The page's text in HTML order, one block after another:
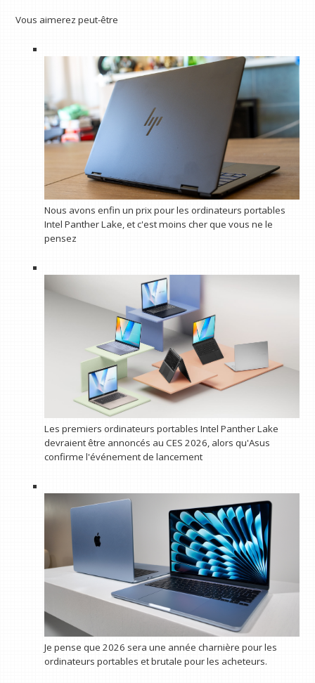
Vous aimerez peut-être
Nous avons enfin un prix pour les ordinateurs portables
Intel Panther Lake, et c'est moins cher que vous ne le
pensez
Les premiers ordinateurs portables Intel Panther Lake
devraient être annoncés au CES 2026, alors qu'Asus
confirme l'événement de lancement
Je pense que 2026 sera une année charnière pour les
ordinateurs portables et brutale pour les acheteurs.